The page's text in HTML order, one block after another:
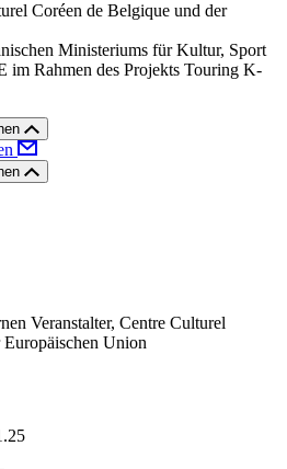
Coréen de Belgique und der
Ministeriums für Kultur, Sport
im Rahmen des Projekts Touring K-
Veranstalter, Centre Culturel
Union